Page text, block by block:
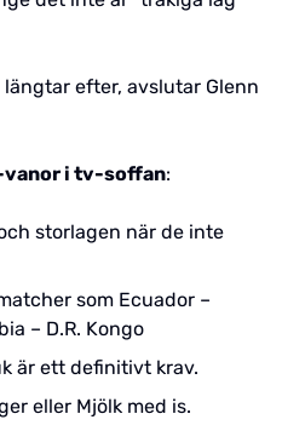
efter, avslutar Glenn
vanor i tv-soffan:
storlagen när de inte
som Ecuador –
– D.R. Kongo
är ett definitivt krav.
eller Mjölk med is.